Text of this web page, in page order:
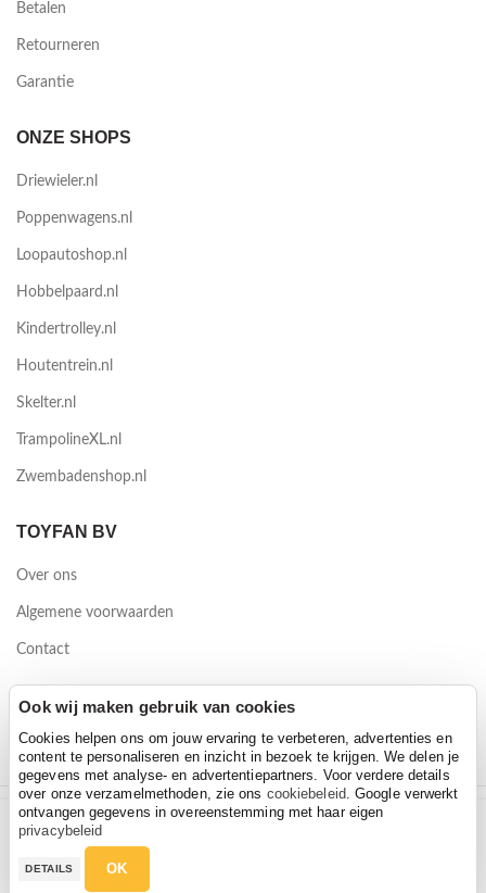
Trybike Steel all black 2-in-1
€144,00
Trybike Steel all black 2-in-1
€144,00
Betalen
Retourneren
Garantie
ONZE SHOPS
Driewieler.nl
Poppenwagens.nl
Loopautoshop.nl
Hobbelpaard.nl
Kindertrolley.nl
Houtentrein.nl
Skelter.nl
TrampolineXL.nl
Zwembadenshop.nl
TOYFAN BV
Over ons
Algemene voorwaarden
Contact
Ook wij maken gebruik van cookies
Cookies helpen ons om jouw ervaring te verbeteren, advertenties en
content te personaliseren en inzicht in bezoek te krijgen. We delen je
gegevens met analyse- en advertentiepartners. Voor verdere details
over onze verzamelmethoden, zie ons cookiebeleid. Google verwerkt
ontvangen gegevens in overeenstemming met haar eigen
privacybeleid
DETAILS OK